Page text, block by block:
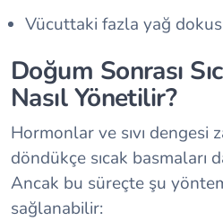
Vücuttaki fazla yağ
Doğum Sonrası
Nasıl Yönetilir?
Hormonlar ve sıvı dengesi
döndükçe sıcak basmaları
Ancak bu süreçte şu
sağlanabilir: